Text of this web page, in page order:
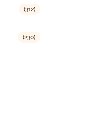
(312)
(230)